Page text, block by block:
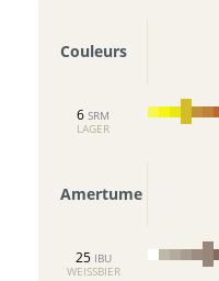
Couleurs
6 SRM
LAGER
Amertume
25 IBU
WEISSBIER